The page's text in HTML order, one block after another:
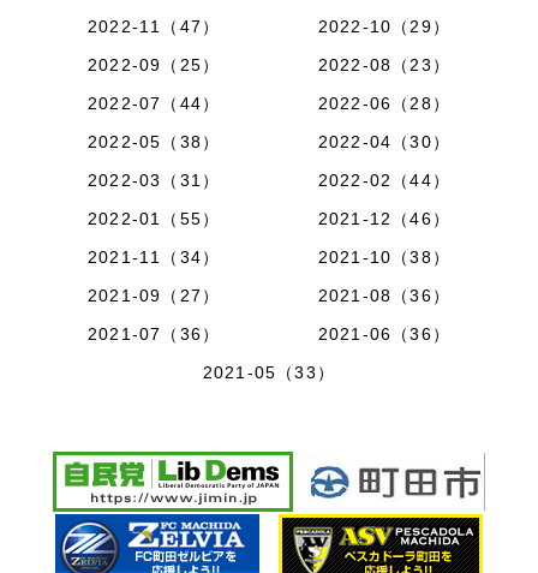
2022-11（47）
2022-10（29）
2022-09（25）
2022-08（23）
2022-07（44）
2022-06（28）
2022-05（38）
2022-04（30）
2022-03（31）
2022-02（44）
2022-01（55）
2021-12（46）
2021-11（34）
2021-10（38）
2021-09（27）
2021-08（36）
2021-07（36）
2021-06（36）
2021-05（33）